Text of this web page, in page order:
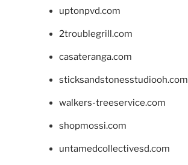
uptonpvd.com
2troublegrill.com
casateranga.com
sticksandstonesstudiooh.com
walkers-treeservice.com
shopmossi.com
untamedcollectivesd.com